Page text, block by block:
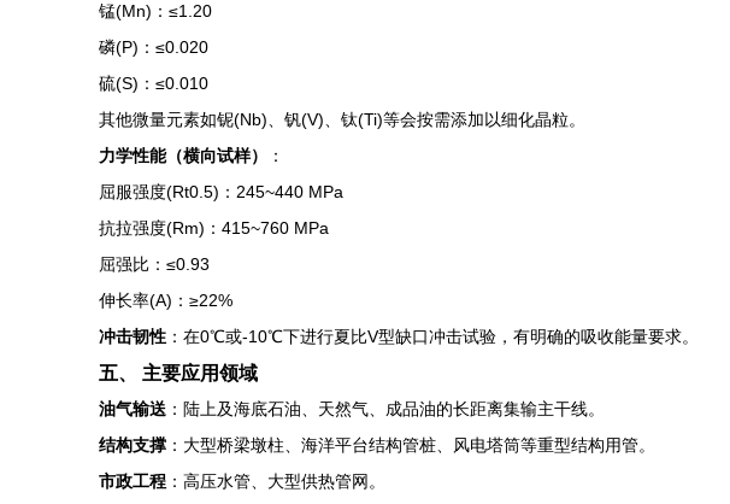
锰(Mn)：≤1.20
磷(P)：≤0.020
硫(S)：≤0.010
其他微量元素如铌(Nb)、钒(V)、钛(Ti)等会按需添加以细化晶粒。
力学性能（横向试样）
：
屈服强度(Rt0.5)：245~440 MPa
抗拉强度(Rm)：415~760 MPa
屈强比：≤0.93
伸长率(A)：≥22%
冲击韧性 ：在0℃或-10℃下进行夏比V型缺口冲击试验，有明确的吸收能量要求。
五、 主要应用领域
油气输送 ：陆上及海底石油、天然气、成品油的长距离集输主干线。
结构支撑 ：大型桥梁墩柱、海洋平台结构管桩、风电塔筒等重型结构用管。
市政工程 ：高压水管、大型供热管网。